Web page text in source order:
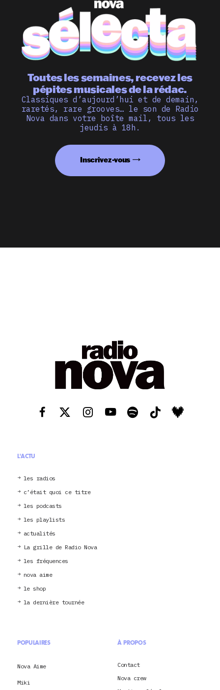
Toutes les semaines, recevez les
pépites musicales de la rédac.
Classiques d’aujourd’hui et de demain,
raretés, rare grooves… le son de Radio
Nova dans votre boîte mail, tous les
jeudis à 18h.
Inscrivez-vous
L'ACTU
les radios
c’était quoi ce titre
les podcasts
les playlists
actualités
La grille de Radio Nova
les fréquences
nova aime
le shop
la dernière tournée
POPULAIRES
Nova Aime
Miki
À PROPOS
Contact
Nova crew